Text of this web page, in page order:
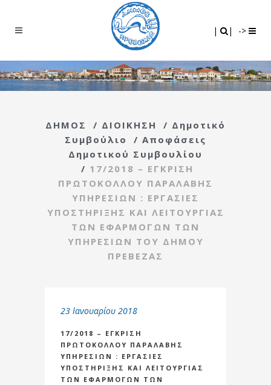
| | ->
ΔΗΜΟΣ / ΔΙΟΙΚΗΣΗ / Δημοτικό
Συμβούλιο
/ Αποφάσεις
Δημοτικού Συμβουλίου
/ 17/2018 – ΕΓΚΡΙΣΗ
ΠΡΩΤΟΚΟΛΛΟΥ ΠΑΡΑΛΑΒΗΣ
ΥΠΗΡΕΣΙΩΝ : ΕΡΓΑΣΙΕΣ
ΥΠΟΣΤΗΡΙΞΗΣ ΚΑΙ ΛΕΙΤΟΥΡΓΙΑΣ
ΤΩΝ ΕΦΑΡΜΟΓΩΝ ΤΩΝ
ΥΠΗΡΕΣΙΩΝ ΤΟΥ ΔΗΜΟΥ
ΠΡΕΒΕΖΑΣ
23 Ιανουαρίου 2018
17/2018 – ΕΓΚΡΙΣΗ
ΠΡΩΤΟΚΟΛΛΟΥ ΠΑΡΑΛΑΒΗΣ
ΥΠΗΡΕΣΙΩΝ : ΕΡΓΑΣΙΕΣ
ΥΠΟΣΤΗΡΙΞΗΣ ΚΑΙ ΛΕΙΤΟΥΡΓΙΑΣ
ΤΩΝ ΕΦΑΡΜΟΓΩΝ ΤΩΝ